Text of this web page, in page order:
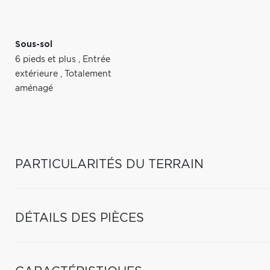
Sous-sol
6 pieds et plus , Entrée
extérieure ,
Totalement
aménagé
PARTICULARITÉS DU TERRAIN
DÉTAILS DES PIÈCES